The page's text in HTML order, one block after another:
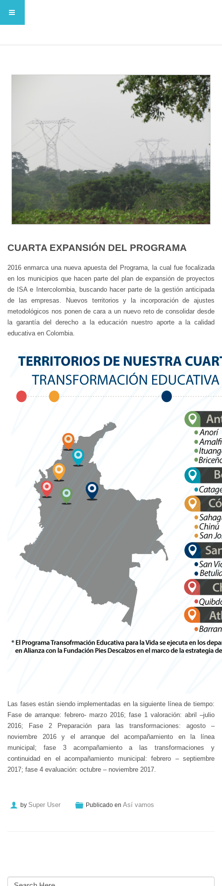
CUARTA EXPANSIÓN DEL PROGRAMA
2016 enmarca una nueva apuesta del Programa, la cual fue focalizada
en los municipios que hacen parte del plan de expansión de proyectos
de ISA e Intercolombia, buscando hacer parte de la gestión anticipada
de las empresas. Nuevos territorios y la incorporación de ajustes
metodológicos nos ponen de cara a un nuevo reto de consolidar desde
la garantía del derecho a la educación nuestro aporte a la calidad
educativa en Colombia.
Las fases están siendo implementadas en la siguiente línea de tiempo:
Fase de arranque: febrero- marzo 2016; fase 1 valoración: abril –julio
2016; Fase 2 Preparación para las transformaciones: agosto –
noviembre 2016 y el arranque del acompañamiento en la línea
municipal; fase 3 acompañamiento a las transformaciones y
continuidad en el acompañamiento municipal: febrero – septiembre
2017; fase 4 evaluación: octubre – noviembre 2017.
by Super User Publicado en Así vamos